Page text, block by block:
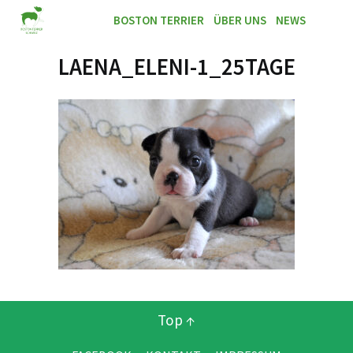
BOSTON TERRIER ÜBER UNS NEWS
LAENA_ELENI-1_25TAGE
Top ↑